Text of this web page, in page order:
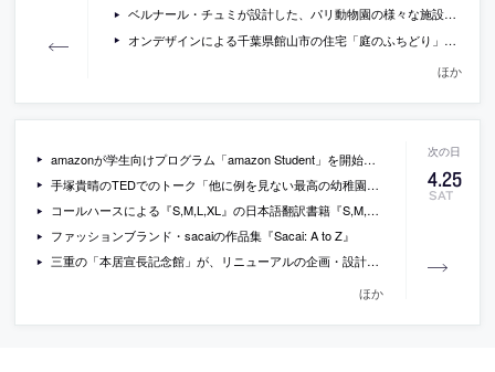
ベルナール・チュミが設計した、パリ動物園の様々な施設の写真など
オンデザインによる千葉県館山市の住宅「庭のふちどり」の内覧会が開催[2015/4/25]
ほか
4.25
SAT
amazonが学生向けプログラム「amazon Student」を開始しています
手塚貴晴のTEDでのトーク「他に例を見ない最高の幼稚園」の動画（日本語字幕付）
コールハースによる『S,M,L,XL』の日本語翻訳書籍『S,M,L,XL+』の表紙のデザインが公開
ファッションブランド・sacaiの作品集『Sacai: A to Z』
三重の「本居宣長記念館」が、リニューアルの企画・設計プロポーザルを開催
ほか